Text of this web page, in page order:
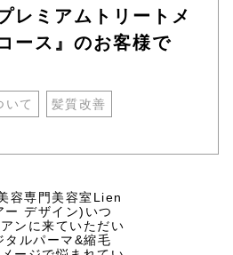
レミアムトリートメ
ース』のお客様で
いて 髪質改善